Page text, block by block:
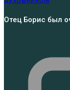
Отец Борис был